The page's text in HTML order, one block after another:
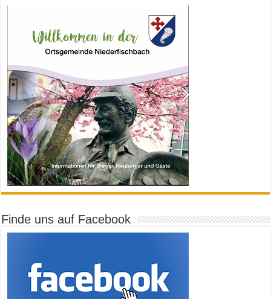
Finde uns auf Facebook